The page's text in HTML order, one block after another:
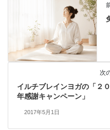
次
イルチブレインヨガの「２
年感謝キャンペーン」
2017年5月1日